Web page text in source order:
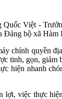
Việt -
Đảng bộ xã Hàm
chính quyền
tinh, gọn, giảm
hiện nhanh
lợi, việc thực